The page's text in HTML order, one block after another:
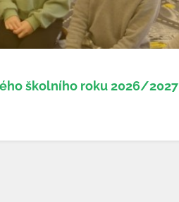
školního roku 2026/2027